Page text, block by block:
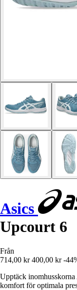
Asics
Upcourt 6
Från
714,00 kr 400,00 kr -
Upptäck
komfort för optimala